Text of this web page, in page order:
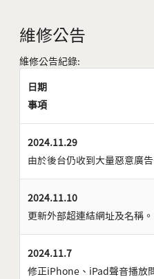
維修公告
維修公告紀錄:
日期
事項
2024.11.29
由於後台仍收到大量惡意廣
2024.11.10
更新外部超連結網址及名稱。
2024.11.7
修正iPhone、iPad聲音播放